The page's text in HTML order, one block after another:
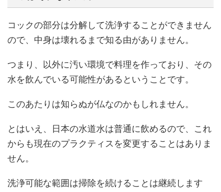
コックの部分は分解して洗浄することができません
ので、中身は壊れるまで知る由がありません。
つまり、以外に汚い環境で料理を作っており、その
水を飲んでいる可能性があるということです。
このあたりは知らぬが仏なのかもしれません。
とはいえ、日本の水道水は普通に飲めるので、これ
からも現在のプラクティスを変更することはありま
せん。
洗浄可能な範囲は掃除を続けることは継続します